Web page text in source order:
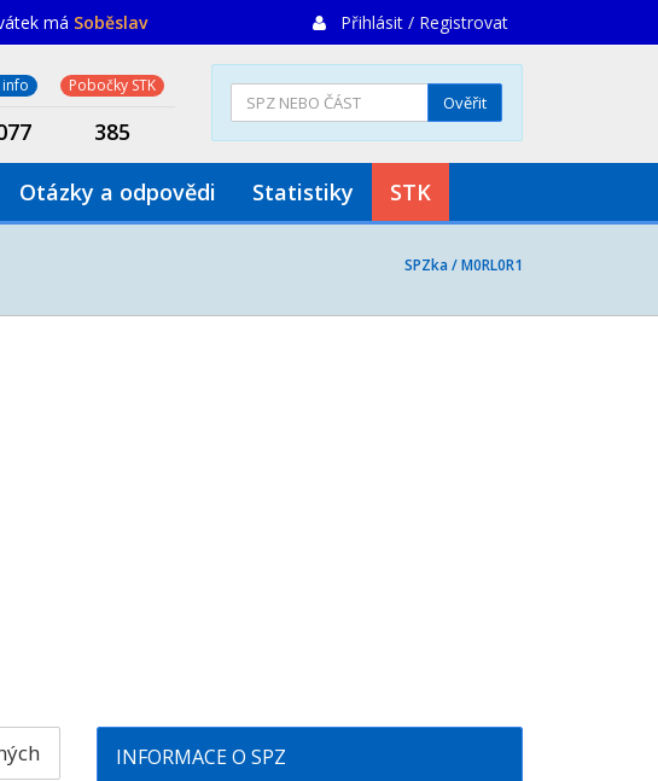
má Soběslav Přihlásit / Registrovat
info Pobočky STK
385
Ověřit
Otázky a odpovědi Statistiky STK
SPZka /M0RL0R1
INFORMACE O SPZ